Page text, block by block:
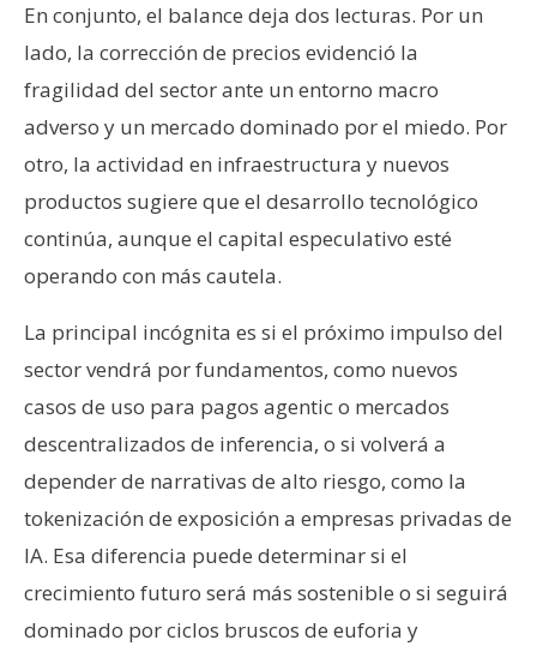
En conjunto, el balance deja dos lecturas. Por un
lado, la corrección de precios evidenció la
fragilidad del sector ante un entorno macro
adverso y un mercado dominado por el miedo. Por
otro, la actividad en infraestructura y nuevos
productos sugiere que el desarrollo tecnológico
continúa, aunque el capital especulativo esté
operando con más cautela.
La principal incógnita es si el próximo impulso del
sector vendrá por fundamentos, como nuevos
casos de uso para pagos agentic o mercados
descentralizados de inferencia, o si volverá a
depender de narrativas de alto riesgo, como la
tokenización de exposición a empresas privadas de
IA. Esa diferencia puede determinar si el
crecimiento futuro será más sostenible o si seguirá
dominado por ciclos bruscos de euforia y